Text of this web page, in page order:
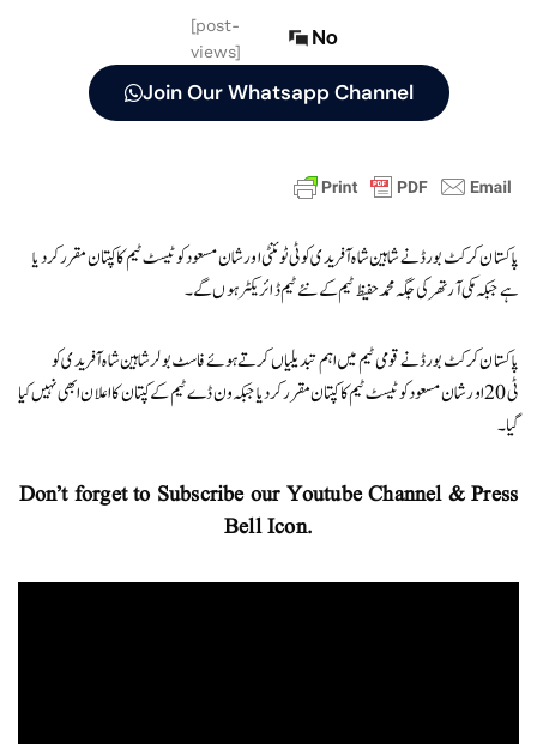
[post-
views]
No
Join Our Whatsapp Channel
پاکستان کرکٹ بورڈ نے شاہین شاہ آفریدی کو ٹی ٹوئنٹی اور شان مسعود کو ٹیسٹ ٹیم کا کپتان مقرر کردیا
ہے جبکہ مکی آرتھر کی جگہ محمد حفیظ ٹیم کے نئے ٹیم ڈائریکٹر ہوں گے۔
پاکستان کرکٹ بورڈ نے قومی ٹیم میں اہم تبدیلیاں کرتے ہوئے فاسٹ بولرشاہین شاہ آفریدی کو
ٹی 20 اور شان مسعود کو ٹیسٹ ٹیم کا کپتان مقرر کردیا جبکہ ون ڈے ٹیم کے کپتان کا اعلان ابھی نہیں کیا
گیا۔
Don’t forget to Subscribe our Youtube Channel & Press
Bell Icon.